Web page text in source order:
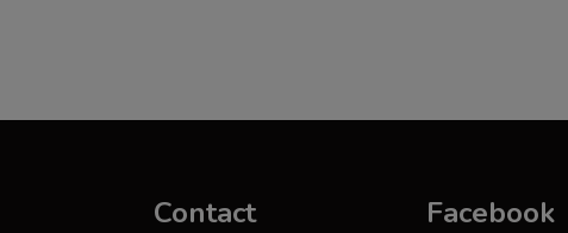
Contact Facebook